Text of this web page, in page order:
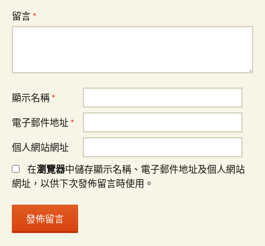
留言 *
顯示名稱 *
電子郵件地址 *
個人網站網址
在瀏覽器中儲存顯示名稱、電子郵件地址及個人網站
網址，以供下次發佈留言時使用。